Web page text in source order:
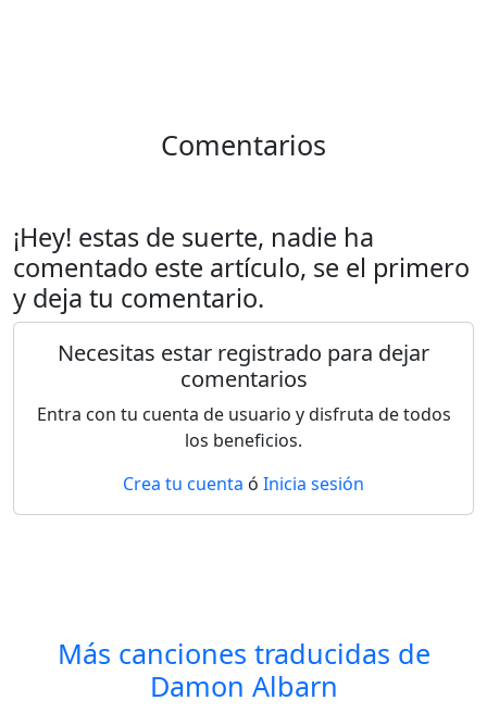
Comentarios
¡Hey! estas de suerte, nadie ha
comentado este artículo, se el primero
y deja tu comentario.
Necesitas estar registrado para dejar
comentarios
Entra con tu cuenta de usuario y disfruta de todos
los beneficios.
Crea tu cuenta ó Inicia sesión
Más canciones traducidas de
Damon Albarn